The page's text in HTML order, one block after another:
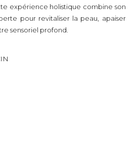
expérience holistique combine son
pour revitaliser la peau, apaiser
sensoriel profond.